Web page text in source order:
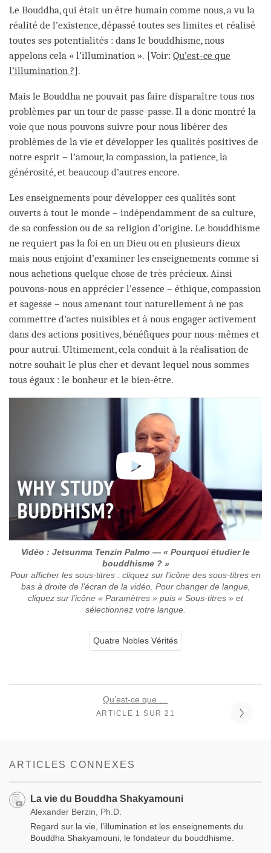
Le Bouddha, qui était un être humain comme nous, a vu la
réalité de l’existence, dépassé toutes ses limites et réalisé
toutes ses potentialités : dans le bouddhisme, nous
appelons cela « l’illumination ». [Voir: Qu’est-ce que
l’illumination ?].
Mais le Bouddha ne pouvait pas faire disparaître tous nos
problèmes par un tour de passe-passe. Il a donc montré la
voie que nous pouvons suivre pour nous libérer des
problèmes de la vie et développer les qualités positives de
notre esprit – l’amour, la compassion, la patience, la
générosité, et beaucoup d’autres encore.
Les enseignements pour développer ces qualités sont
ouverts à tout le monde – indépendamment de sa culture,
de sa confession ou de sa religion d’origine. Le bouddhisme
ne requiert pas la foi en un Dieu ou en plusieurs dieux
mais nous enjoint d’examiner les enseignements comme si
nous achetions quelque chose de très précieux. Ainsi
pouvons-nous en apprécier l’essence – éthique, compassion
et sagesse – nous amenant tout naturellement à ne pas
commettre d’actes nuisibles et à nous engager activement
dans des actions positives, bénéfiques pour nous-mêmes et
pour autrui. Ultimement, cela conduit à la réalisation de
notre souhait le plus cher et devant lequel nous sommes
tous égaux : le bonheur et le bien-être.
Vidéo : Jetsunma Tenzin Palmo — « Pourquoi étudier le
bouddhisme ? »
Pour afficher les sous-titres : cliquez sur l’icône des sous-titres en
bas à droite de l’écran de la vidéo. Pour changer de langue,
cliquez sur l’icône « Paramètres » puis « Sous-titres » et
sélectionnez votre langue.
Quatre Nobles Vérités
Qu’est-ce que …
ARTICLE 1 SUR 21
ARTICLES CONNEXES
La vie du Bouddha Shakyamouni
Alexander Berzin, Ph.D.
Regard sur la vie, l’illumination et les enseignements du
Bouddha Shakyamouni, le fondateur du bouddhisme.